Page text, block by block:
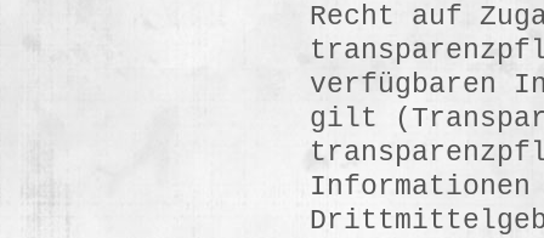
Recht auf
verfügbaren
gilt
Informationen